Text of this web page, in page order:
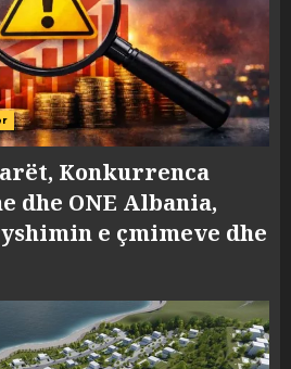
Konkurrenca
dhe ONE Albania,
e çmimeve dhe